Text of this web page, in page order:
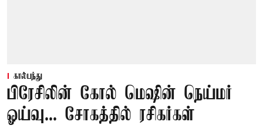
கால்பந்து
பிரேசிலின் கோல் மெஷின் நெய்மர்
ஓய்வு... சோகத்தில் ரசிகர்கள்